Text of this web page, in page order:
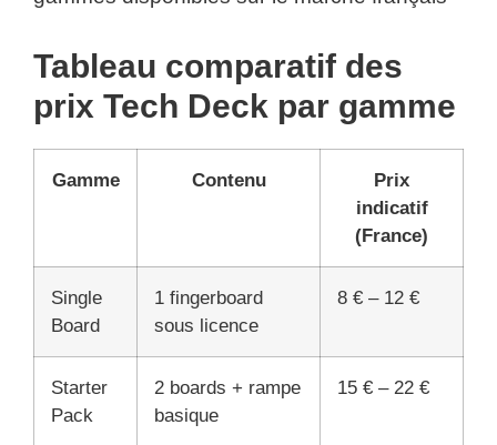
Tableau comparatif des
prix Tech Deck par gamme
Gamme Contenu
Prix
indicatif
(France)
Single
Board
1 fingerboard
sous licence
8 € – 12 €
Starter
Pack
2 boards + rampe
basique
15 € – 22 €